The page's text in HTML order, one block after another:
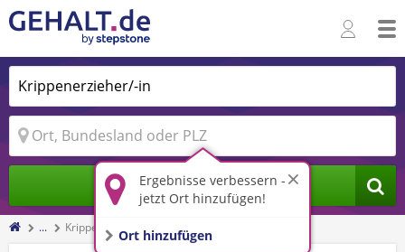
Ergebnisse verbessern -
jetzt Ort hinzufügen!
Ort hinzufügen
Jobs finden
... Krippenerzieher/-in